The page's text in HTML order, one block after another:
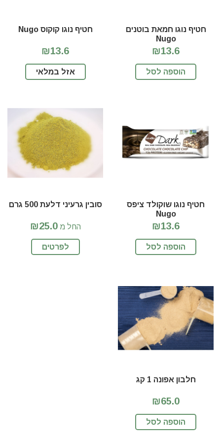
חטיף נוגו חמאת בוטנים
Nugo
₪13.6
הוספה לסל
חטיף נוגו קוקוס Nugo
₪13.6
אזל במלאי
חטיף נוגו שוקולד ציפס
Nugo
₪13.6
הוספה לסל
סובין גרעיני דלעת 500 גרם
החל מ₪25.0
לפרטים
חלבון אפונה 1 קג
₪65.0
הוספה לסל